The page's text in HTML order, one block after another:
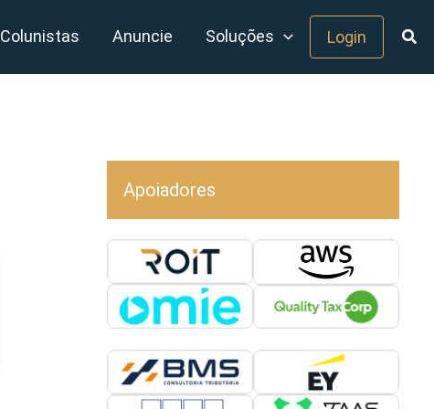
Colunistas Anuncie Soluções Login
Apoiadores